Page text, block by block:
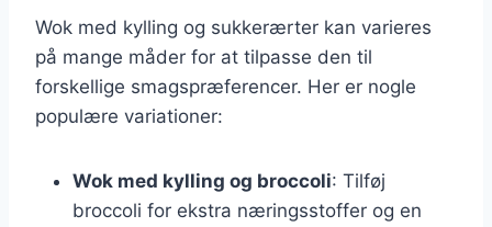
Wok med kylling og sukkerærter kan varieres
på mange måder for at tilpasse den til
forskellige smagspræferencer. Her er nogle
populære variationer:
Wok med kylling og broccoli: Tilføj
broccoli for ekstra næringsstoffer og en